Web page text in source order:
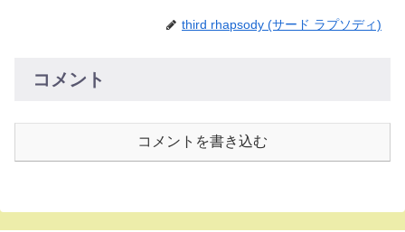
third rhapsody (サード ラプソディ)
コメント
コメントを書き込む